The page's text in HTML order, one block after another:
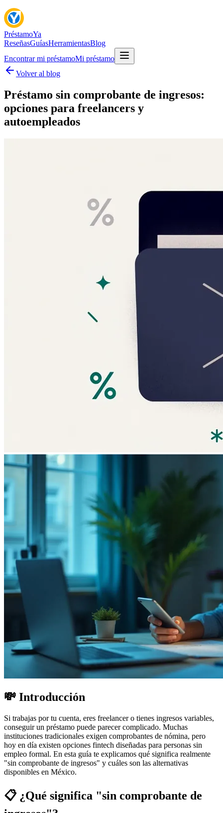
PréstamoYa
ReseñasGuíasHerramientasBlog
Encontrar mi préstamoMi préstamo
Volver al blog
Préstamo sin comprobante de ingresos:
opciones para freelancers y
autoempleados
💸 Introducción
Si trabajas por tu cuenta, eres freelancer o tienes ingresos variables,
conseguir un préstamo puede parecer complicado. Muchas
instituciones tradicionales exigen comprobantes de nómina, pero
hoy en día existen opciones fintech diseñadas para personas sin
empleo formal. En esta guía te explicamos qué significa realmente
"sin comprobante de ingresos" y cuáles son las alternativas
disponibles en México.
📋 ¿Qué significa "sin comprobante de